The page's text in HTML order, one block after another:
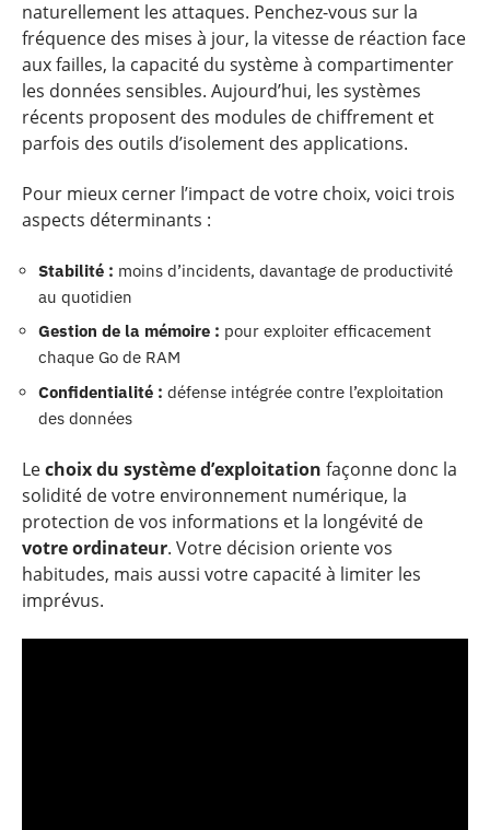
naturellement les attaques. Penchez-vous sur la
fréquence des mises à jour, la vitesse de réaction face
aux failles, la capacité du système à compartimenter
les données sensibles. Aujourd’hui, les systèmes
récents proposent des modules de chiffrement et
parfois des outils d’isolement des applications.
Pour mieux cerner l’impact de votre choix, voici trois
aspects déterminants :
Stabilité : moins d’incidents, davantage de productivité
au quotidien
Gestion de la mémoire : pour exploiter efficacement
chaque Go de RAM
Confidentialité : défense intégrée contre l’exploitation
des données
Lechoix du système d’exploitation façonne donc la
solidité de votre environnement numérique, la
protection de vos informations et la longévité de
votre ordinateur. Votre décision oriente vos
habitudes, mais aussi votre capacité à limiter les
imprévus.